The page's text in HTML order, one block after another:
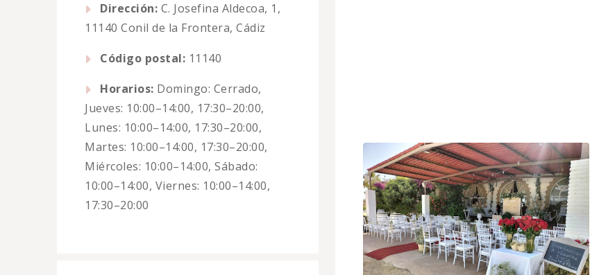
Dirección: C. Josefina Aldecoa, 1,
11140 Conil de la Frontera, Cádiz
Código postal: 11140
Horarios: Domingo: Cerrado,
Jueves: 10:00–14:00, 17:30–20:00,
Lunes: 10:00–14:00, 17:30–20:00,
Martes: 10:00–14:00, 17:30–20:00,
Miércoles: 10:00–14:00, Sábado:
10:00–14:00, Viernes: 10:00–14:00,
17:30–20:00